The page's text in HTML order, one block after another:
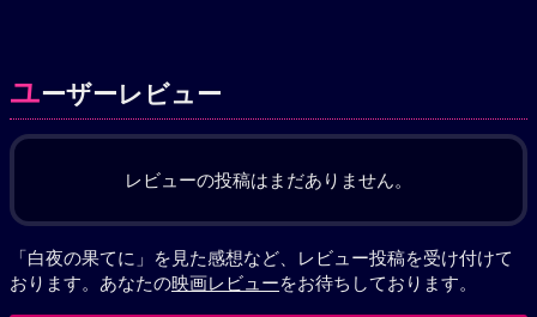
ユーザーレビュー
レビューの投稿はまだありません。
「白夜の果てに」を見た感想など、レビュー投稿を受け付けて
おります。あなたの映画レビューをお待ちしております。